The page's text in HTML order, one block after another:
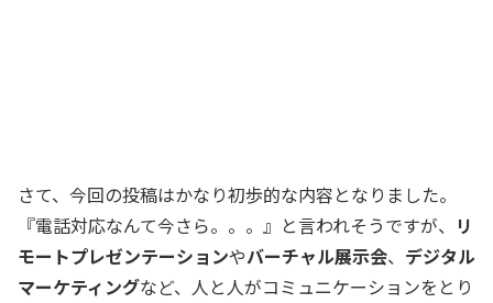
さて、今回の投稿はかなり初歩的な内容となりました。
『電話対応なんて今さら。。。』と言われそうですが、 リ
モートプレゼンテーションやバーチャル展示会、 デジタル
マーケティングなど、人と人がコミュニケーションをとり